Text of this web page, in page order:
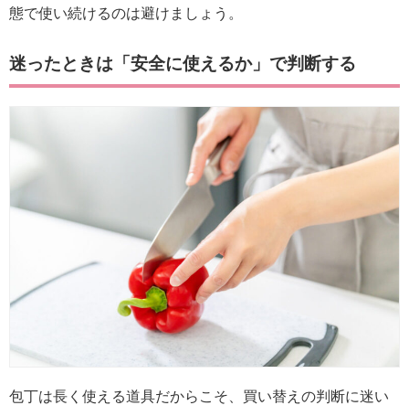
態で使い続けるのは避けましょう。
迷ったときは「安全に使えるか」で判断する
包丁は長く使える道具だからこそ、買い替えの判断に迷い